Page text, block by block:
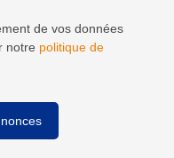
de vos données
notre politique de